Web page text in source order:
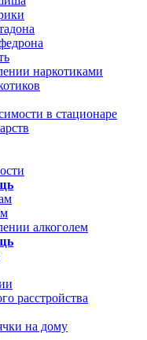
наркотиками
в стационаре
алкоголем
расстройства
на дому